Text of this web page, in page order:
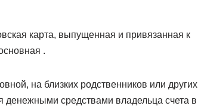
карта, выпущенная и привязанная к
.
на близких родственников или других
средствами владельца счета в